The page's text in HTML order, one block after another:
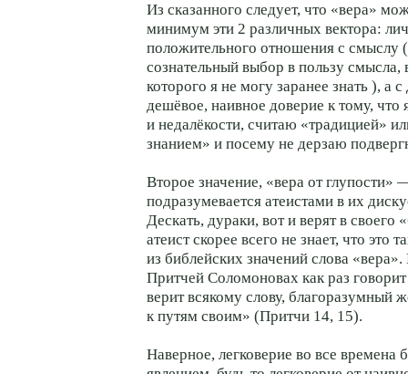
Из сказанного следует, что «вера»
минимум эти 2 различных вектора:
положительного отношения с смыслу
сознательный выбор в пользу смысла,
которого я не могу заранее знать ), а
дешёвое, наивное доверие к тому, что
и недалёкости, считаю «традицией»
знанием» и посему не дерзаю
Второе значение, «вера от глупости»
подразумевается атеистами в их
Дескать, дураки, вот и верят в своего
атеист скорее всего не знает, что это
из библейских значений слова «вера».
Притчей Соломоновах как раз
верит всякому слову, благоразумный
к путям своим» (Притчи 14, 15).
Наверное, легковерие во все времена